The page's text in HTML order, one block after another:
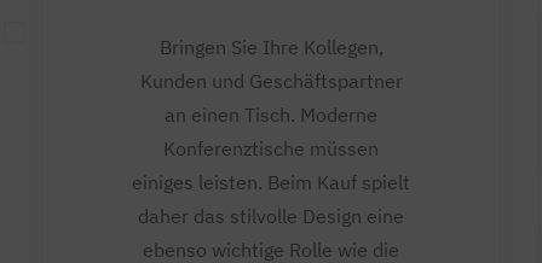
Bringen Sie Ihre Kollegen,
Kunden und Geschäftspartner
an einen Tisch. Moderne
Konferenztische müssen
einiges leisten. Beim Kauf spielt
daher das stilvolle Design eine
ebenso wichtige Rolle wie die